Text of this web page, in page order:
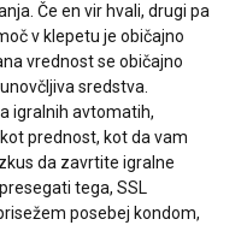
Če en vir hvali, drugi pa
v klepetu je običajno
vrednost se običajno
sredstva.
igralnih avtomatih,
prednost, kot da vam
da zavrtite igralne
tega, SSL
posebej kondom,